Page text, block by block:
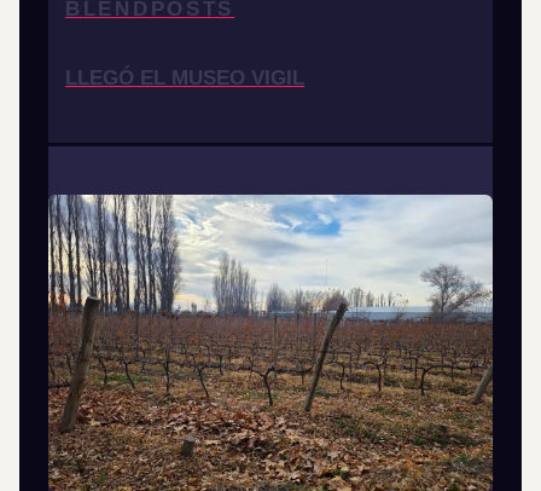
BLENDPOSTS
LLEGÓ EL MUSEO VIGIL